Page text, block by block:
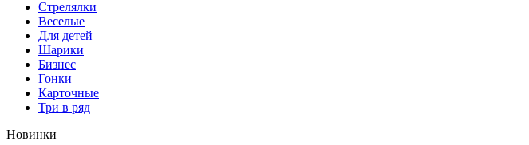
Стрелялки
Веселые
Для детей
Шарики
Бизнес
Гонки
Карточные
Три в ряд
Новинки